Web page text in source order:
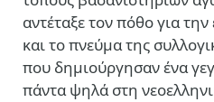
αντέταξε τον πόθο για
και το πνεύμα της
που δημιούργησαν ένα
πάντα ψηλά στη